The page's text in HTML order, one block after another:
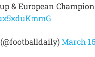
& European
March